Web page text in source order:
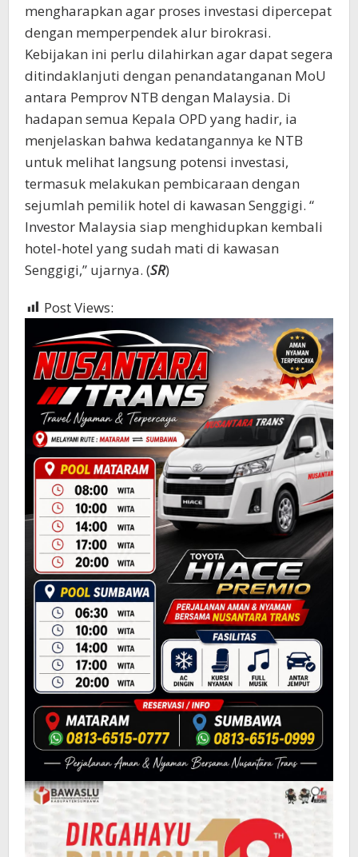
mengharapkan agar proses investasi dipercepat
dengan memperpendek alur birokrasi.
Kebijakan ini perlu dilahirkan agar dapat segera
ditindaklanjuti dengan penandatanganan MoU
antara Pemprov NTB dengan Malaysia. Di
hadapan semua Kepala OPD yang hadir, ia
menjelaskan bahwa kedatangannya ke NTB
untuk melihat langsung potensi investasi,
termasuk melakukan pembicaraan dengan
sejumlah pemilik hotel di kawasan Senggigi. “
Investor Malaysia siap menghidupkan kembali
hotel-hotel yang sudah mati di kawasan
Senggigi,” ujarnya. (SR)
Post Views: